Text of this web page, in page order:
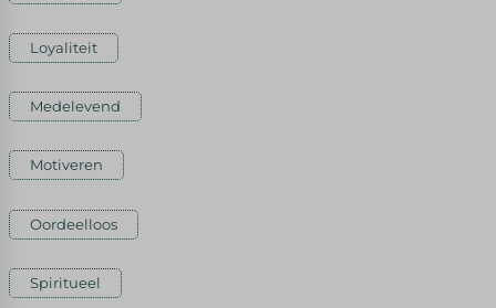
Loyaliteit
Medelevend
Motiveren
Oordeelloos
Spiritueel